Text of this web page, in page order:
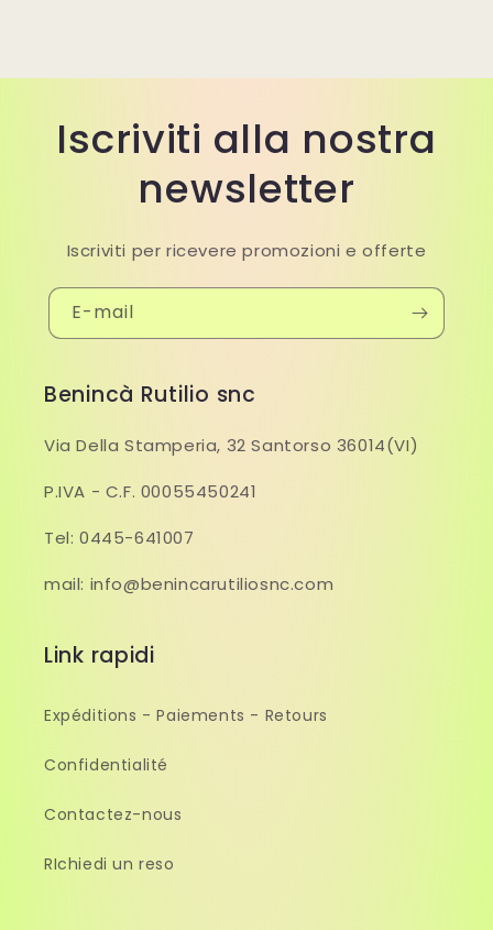
Iscriviti alla nostra
newsletter
Iscriviti per ricevere promozioni e offerte
E-mail
Benincà Rutilio snc
Via Della Stamperia, 32 Santorso 36014(VI)
P.IVA - C.F. 00055450241
Tel: 0445-641007
mail: info@benincarutiliosnc.com
Link rapidi
Expéditions - Paiements - Retours
Confidentialité
Contactez-nous
RIchiedi un reso